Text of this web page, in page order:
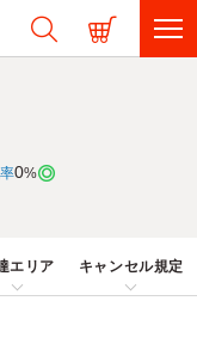
0%
エリア キャンセル規定